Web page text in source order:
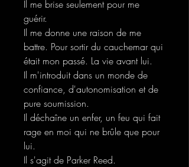
Il me brise seulement pour me
guérir.
Il me donne une raison de me
battre. Pour sortir du cauchemar qui
était mon passé. La vie avant lui.
Il m'introduit dans un monde de
confiance, d'autonomisation et de
pure soumission.
Il déchaîne un enfer, un feu qui fait
rage en moi qui ne brûle que pour
lui.
Il s'agit de Parker Reed.